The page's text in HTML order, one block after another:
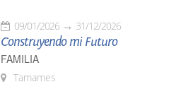
09/01/2026 31/12/2026
Construyendo mi Futuro
FAMILIA
Tamames